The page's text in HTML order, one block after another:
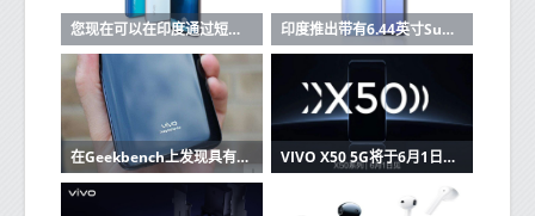
您现在可以在印度通过短信购买Vivo手机 印度推出带有6.44英寸Super AMOLED显示屏，32MP双前置摄像头的Vivo V19：价格，规格
在Geekbench上发现具有Snapdragon 720G，8GB RAM的新Vivo手机 VIVO X50 5G将于6月1日正式上市